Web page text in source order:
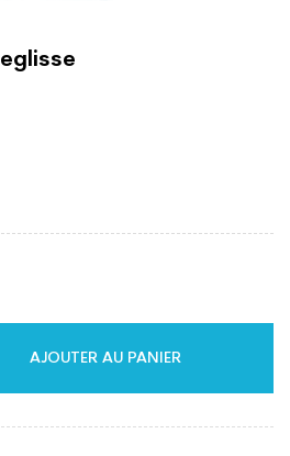
AJOUTER AU PANIER